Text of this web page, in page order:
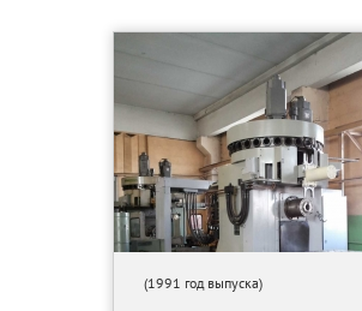
(1991 год выпуска)